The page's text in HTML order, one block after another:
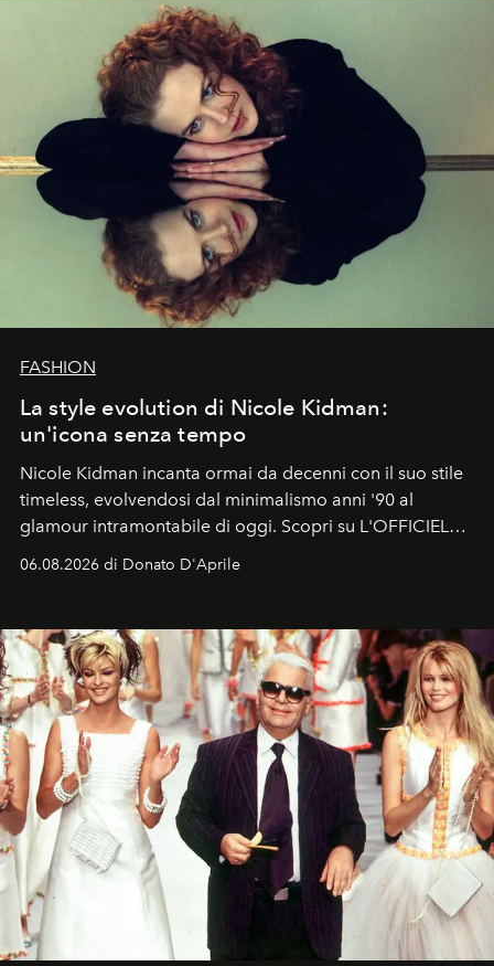
FASHION
La style evolution di Nicole Kidman:
un'icona senza tempo
Nicole Kidman incanta ormai da decenni con il suo stile
timeless, evolvendosi dal minimalismo anni '90 al
glamour intramontabile di oggi. Scopri su L'OFFICIEL
Italia la sua style evolution.
06.08.2026 di Donato D'Aprile